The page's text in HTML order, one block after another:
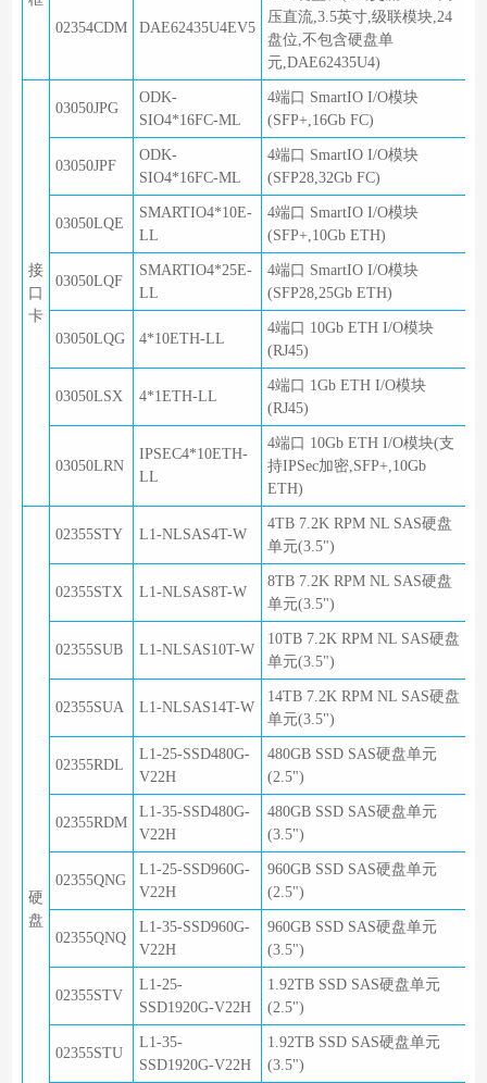
02354CDM DAE62435U4EV5
压直流,3.5英寸,级联模块,24
盘位,不包含硬盘单
元,DAE62435U4)
接
口
卡
03050JPG
ODK-
SIO4*16FC-ML
4端口 SmartIO I/O模块
(SFP+,16Gb FC)
03050JPF
ODK-
SIO4*16FC-ML
4端口 SmartIO I/O模块
(SFP28,32Gb FC)
03050LQE
SMARTIO4*10E-
LL
4端口 SmartIO I/O模块
(SFP+,10Gb ETH)
03050LQF
SMARTIO4*25E-
LL
4端口 SmartIO I/O模块
(SFP28,25Gb ETH)
03050LQG 4*10ETH-LL
4端口 10Gb ETH I/O模块
(RJ45)
03050LSX 4*1ETH-LL
4端口 1Gb ETH I/O模块
(RJ45)
03050LRN
IPSEC4*10ETH-
LL
4端口 10Gb ETH I/O模块(支
持IPSec加密,SFP+,10Gb
ETH)
硬
盘
02355STY L1-NLSAS4T-W
4TB 7.2K RPM NL SAS硬盘
单元(3.5")
02355STX L1-NLSAS8T-W
8TB 7.2K RPM NL SAS硬盘
单元(3.5")
02355SUB L1-NLSAS10T-W
10TB 7.2K RPM NL SAS硬盘
单元(3.5")
02355SUA L1-NLSAS14T-W
14TB 7.2K RPM NL SAS硬盘
单元(3.5")
02355RDL
L1-25-SSD480G-
V22H
480GB SSD SAS硬盘单元
(2.5")
02355RDM
L1-35-SSD480G-
V22H
480GB SSD SAS硬盘单元
(3.5")
02355QNG
L1-25-SSD960G-
V22H
960GB SSD SAS硬盘单元
(2.5")
02355QNQ
L1-35-SSD960G-
V22H
960GB SSD SAS硬盘单元
(3.5")
02355STV
L1-25-
SSD1920G-V22H
1.92TB SSD SAS硬盘单元
(2.5")
02355STU
L1-35-
SSD1920G-V22H
1.92TB SSD SAS硬盘单元
(3.5")